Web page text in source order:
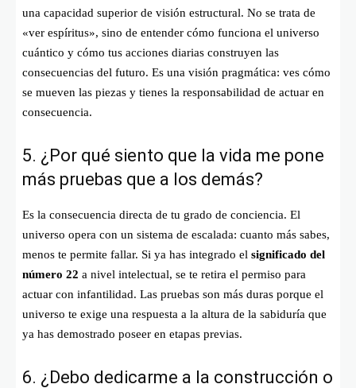
una capacidad superior de visión estructural. No se trata de
«ver espíritus», sino de entender cómo funciona el universo
cuántico y cómo tus acciones diarias construyen las
consecuencias del futuro. Es una visión pragmática: ves cómo
se mueven las piezas y tienes la responsabilidad de actuar en
consecuencia.
5. ¿Por qué siento que la vida me pone
más pruebas que a los demás?
Es la consecuencia directa de tu grado de conciencia. El
universo opera con un sistema de escalada: cuanto más sabes,
menos te permite fallar. Si ya has integrado el significado del
número 22 a nivel intelectual, se te retira el permiso para
actuar con infantilidad. Las pruebas son más duras porque el
universo te exige una respuesta a la altura de la sabiduría que
ya has demostrado poseer en etapas previas.
6. ¿Debo dedicarme a la construcción o